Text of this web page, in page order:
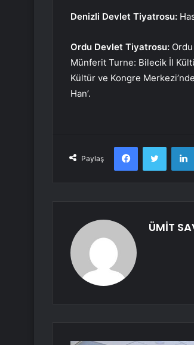
Denizli Devlet Tiyatrosu:
Ordu Devlet Tiyatrosu: Ordu
Münferit Turne: Bilecik İl
Kültür ve Kongre
Han’.
Paylaş
FacebookTwitter
ÜMİT